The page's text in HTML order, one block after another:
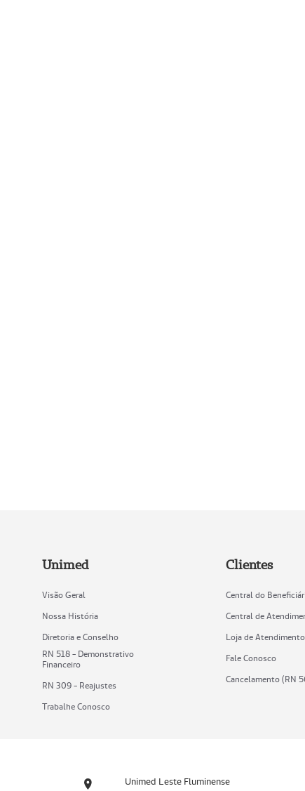
Unimed
Visão Geral
Nossa História
Diretoria e Conselho
RN 518 - Demonstrativo
Financeiro
RN 309 - Reajustes
Trabalhe Conosco
Clientes
Central do
Central de
Loja de Atendimento
Fale Conosco
Cancelamento (RN
Unimed Leste Fluminense